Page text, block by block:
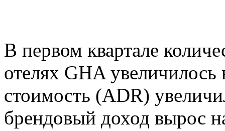
В первом квартале
отелях GHA увеличилось
стоимость (ADR)
брендовый доход вырос